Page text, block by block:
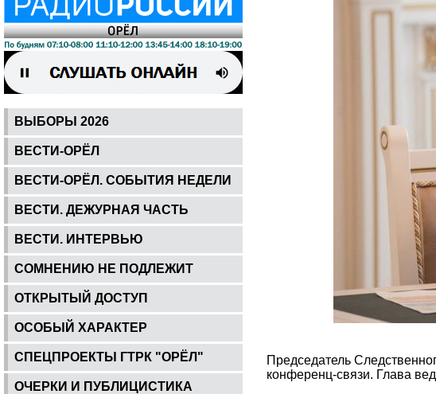
ВЫБОРЫ 2026
ВЕСТИ-ОРЁЛ
ВЕСТИ-ОРЁЛ. СОБЫТИЯ НЕДЕЛИ
ВЕСТИ. ДЕЖУРНАЯ ЧАСТЬ
ВЕСТИ. ИНТЕРВЬЮ
СОМНЕНИЮ НЕ ПОДЛЕЖИТ
ОТКРЫТЫЙ ДОСТУП
ОСОБЫЙ ХАРАКТЕР
СПЕЦПРОЕКТЫ ГТРК "ОРЁЛ"
ОЧЕРКИ И ПУБЛИЦИСТИКА
Председатель
конференц-связи. Глава